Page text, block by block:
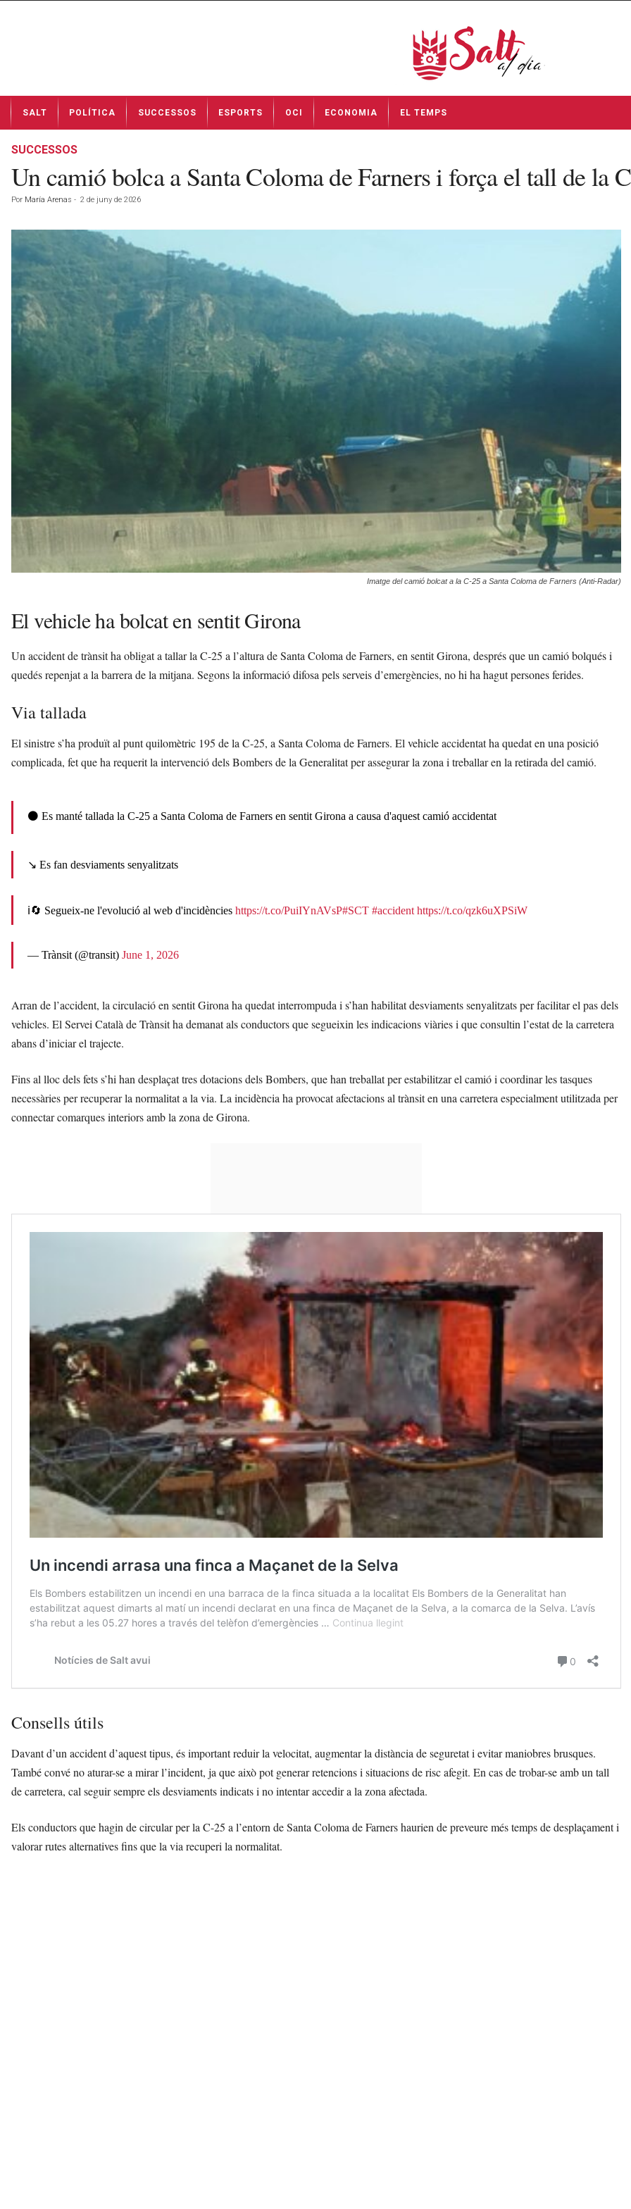
t
SALT POLÍTICA SUCCESSOS ESPORTS OCI ECONOMIA EL TEMPS
SUCCESSOS
Un camió bolca a Santa Coloma de Farners i força el tall de la
Por María Arenas - 2 de juny de 2026
Imatge del camió bolcat a la C-25 a Santa Coloma de Farners (Anti-Radar)
El vehicle ha bolcat en sentit Girona
Un accident de trànsit ha obligat a tallar la C-25 a l’altura de Santa Coloma de Farners, en sentit Girona, després que un camió bolqués i
quedés repenjat a la barrera de la mitjana. Segons la informació difosa pels serveis d’emergències, no hi ha hagut persones ferides.
Via tallada
El sinistre s’ha produït al punt quilomètric 195 de la C-25, a Santa Coloma de Farners. El vehicle accidentat ha quedat en una posició
complicada, fet que ha requerit la intervenció dels Bombers de la Generalitat per assegurar la zona i treballar en la retirada del camió.
⚫ Es manté tallada la C-25 a Santa Coloma de Farners en sentit Girona a causa d'aquest camió accidentat
↘ Es fan desviaments senyalitzats
ℹ🔄 Segueix-ne l'evolució al web d'incidències https://t.co/PuiIYnAVsP#SCT #accident https://t.co/qzk6uXPSiW
— Trànsit (@transit) June 1, 2026
Arran de l’accident, la circulació en sentit Girona ha quedat interrompuda i s’han habilitat desviaments senyalitzats per facilitar el pas dels
vehicles. El Servei Català de Trànsit ha demanat als conductors que segueixin les indicacions viàries i que consultin l’estat de la carretera
abans d’iniciar el trajecte.
Fins al lloc dels fets s’hi han desplaçat tres dotacions dels Bombers, que han treballat per estabilitzar el camió i coordinar les tasques
necessàries per recuperar la normalitat a la via. La incidència ha provocat afectacions al trànsit en una carretera especialment utilitzada per
connectar comarques interiors amb la zona de Girona.
Consells útils
Davant d’un accident d’aquest tipus, és important reduir la velocitat, augmentar la distància de seguretat i evitar maniobres brusques.
També convé no aturar-se a mirar l’incident, ja que això pot generar retencions i situacions de risc afegit. En cas de trobar-se amb un tall
de carretera, cal seguir sempre els desviaments indicats i no intentar accedir a la zona afectada.
Els conductors que hagin de circular per la C-25 a l’entorn de Santa Coloma de Farners haurien de preveure més temps de desplaçament i
valorar rutes alternatives fins que la via recuperi la normalitat.